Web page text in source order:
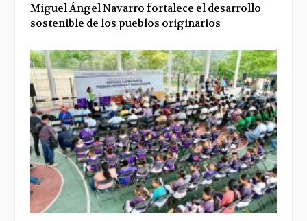
Miguel Ángel Navarro fortalece el desarrollo
sostenible de los pueblos originarios